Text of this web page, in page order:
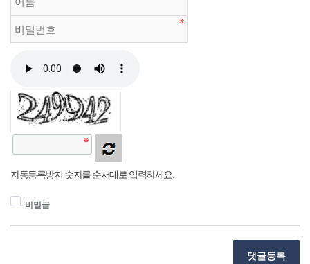
자동등록방지 숫자를 순서대로 입력하세요.
비밀글
댓글등록